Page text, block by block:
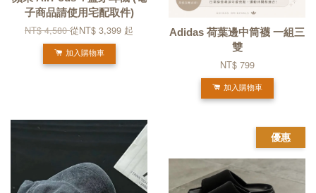
子商品請使用宅配取件)
NT$ 4,580從NT$ 3,399 起
加入購物車
Adidas 荷葉邊中筒襪 一組三
雙
NT$ 799
加入購物車
優惠